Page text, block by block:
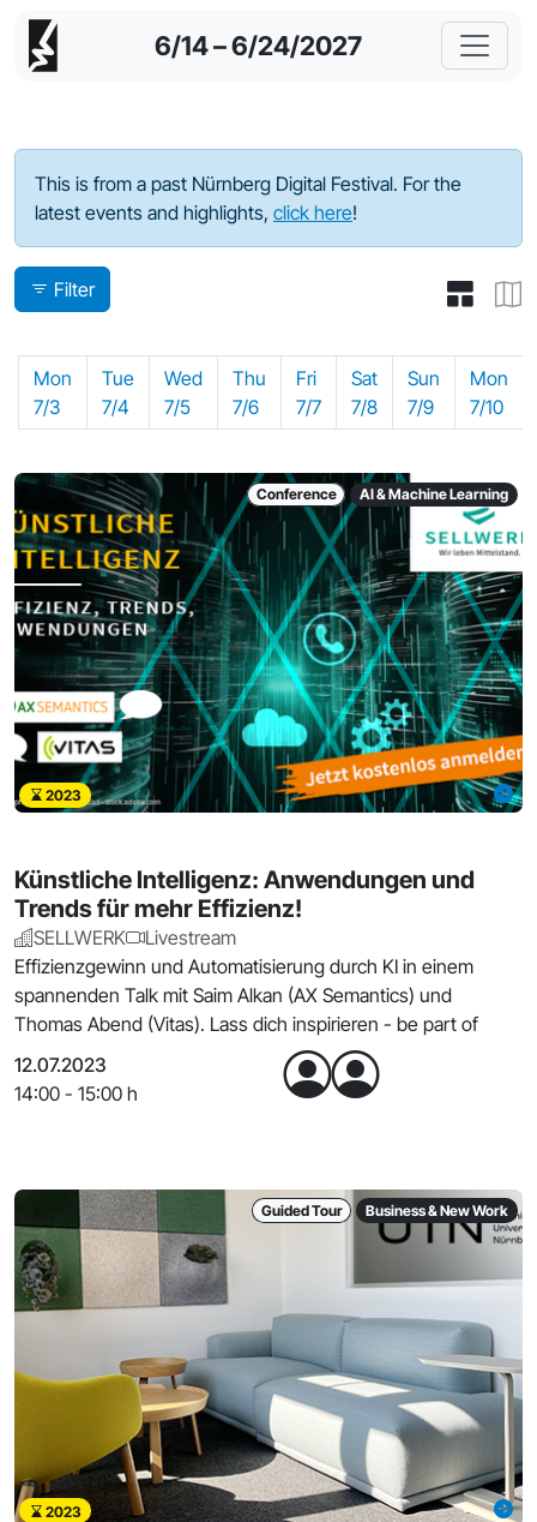
6/14 – 6/24/2027
Program - 2023
This is from a past Nürnberg Digital Festival. For the
latest events and highlights, click here!
Filter
Mon
7/3
Tue
7/4
Wed
7/5
Thu
7/6
Fri
7/7
Sat
7/8
Sun
7/9
Mon
7/10
Conference AI & Machine Learning
2023
Künstliche Intelligenz: Anwendungen und
Trends für mehr Effizienz!
SELLWERK
Livestream
Effizienzgewinn und Automatisierung durch KI in einem
spannenden Talk mit Saim Alkan (AX Semantics) und
Thomas Abend (Vitas). Lass dich inspirieren - be part of
12.07.2023
14:00 - 15:00 h
Guided Tour Business & New Work
2023